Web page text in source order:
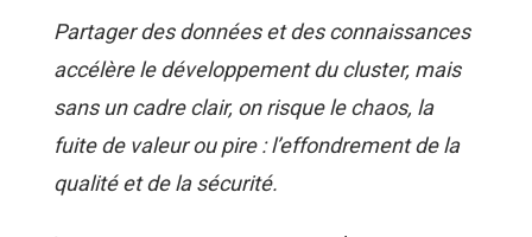
Partager des données et des connaissances
accélère le développement du cluster, mais
sans un cadre clair, on risque le chaos, la
fuite de valeur ou pire : l’effondrement de la
qualité et de la sécurité.